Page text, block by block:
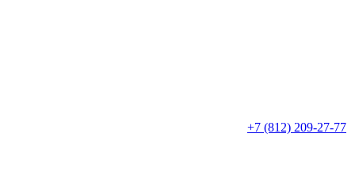
+7 (812) 209-27-77